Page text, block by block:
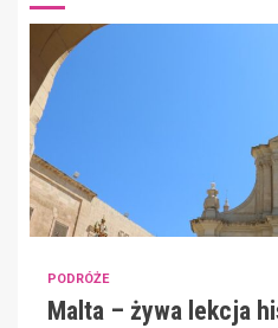
PODRÓŻE
Malta – żywa lekcja